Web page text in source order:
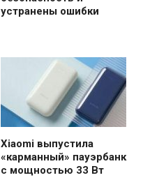
устранены ошибки
Xiaomi выпустила
«карманный» пауэрбанк
с мощностью 33 Вт